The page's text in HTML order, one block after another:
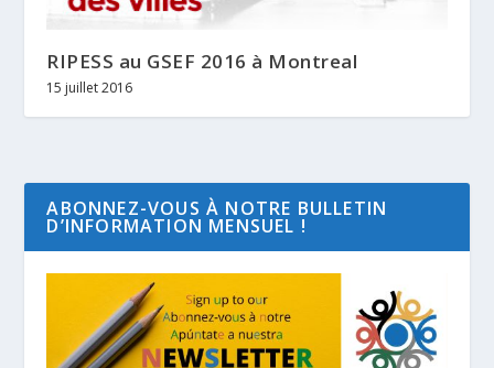
RIPESS au GSEF 2016 à Montreal
15 juillet 2016
ABONNEZ-VOUS À NOTRE BULLETIN
D’INFORMATION MENSUEL !